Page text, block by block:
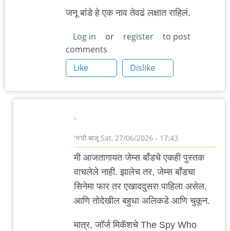
जनू बांडे हे एक नाव तेवढं लक्षात राहिलं.
Log in or register
to post
comments
Like
Dislike
.
'न'वी बाजू Sat, 27/06/2026 - 17:43
In
reply
to
जनू
by
मी आजतागायत जेम्स बाँडचे एकही पुस्तक
वाचलेले नाही. झालेच तर, जेम्स बाँडचा
सिनेमा फार तर एखाददुसरा पाहिला असेल,
आणि तोदेखील बहुधा अलिकडे आणि चुकून.
मात्र, जॉर्ज मिकॅशचे The Spy Who